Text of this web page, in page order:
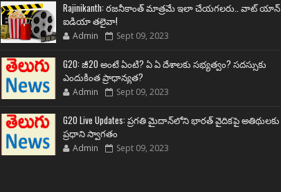
Rajinikanth: రజనీకాంత్ మాత్రమే ఇలా చేయగలరు.. వాట్ యాన్
ఐడియా తలైవా!
Admin Sept 09, 2023
G20: జీ20 అంటే ఏంటి? ఏ ఏ దేశాలకు సభ్యత్వం? సదస్సుకు
ఎందుకింత ప్రాధాన్యత?
Admin Sept 09, 2023
G20 Live Updates: ప్రగతి మైదాన్‌లోని భారత్ వైదికపై అతిథులకు
ప్రధాని స్వాగతం
Admin Sept 09, 2023